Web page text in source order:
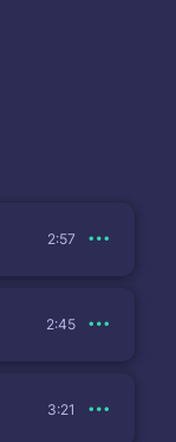
2:57
2:45
3:21